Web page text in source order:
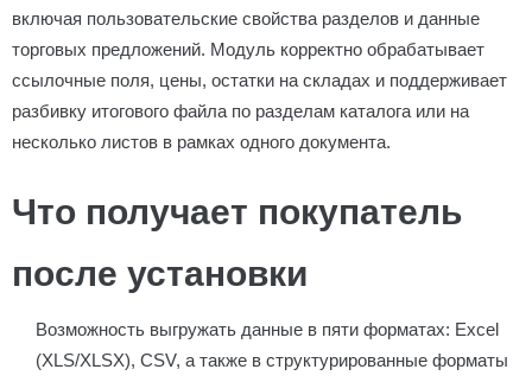
включая пользовательские свойства разделов и данные
торговых предложений. Модуль корректно обрабатывает
ссылочные поля, цены, остатки на складах и поддерживает
разбивку итогового файла по разделам каталога или на
несколько листов в рамках одного документа.
Что получает покупатель
после установки
Возможность выгружать данные в пяти форматах: Excel
(XLS/XLSX), CSV, а также в структурированные форматы